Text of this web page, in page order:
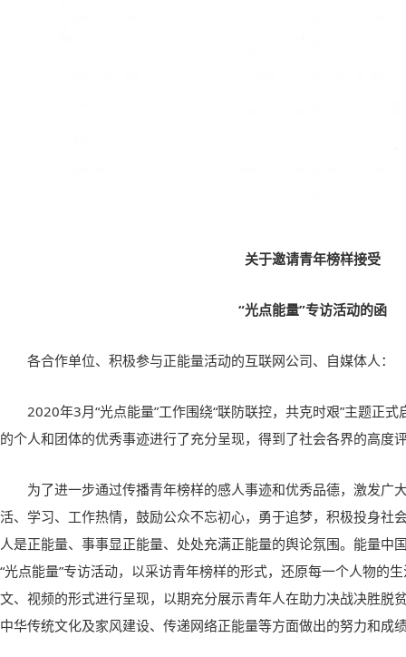
关于邀请青年榜样接受
“光点能量”专访活动的函
各合作单位、积极参与正能量活动的互联网公司、自媒体人：
2020年3月“光点能量”工作围绕“联防联控，共克时艰”主题正
的个人和团体的优秀事迹进行了充分呈现，得到了社会各界的高度
为了进一步通过传播青年榜样的感人事迹和优秀品德，激发广
活、学习、工作热情，鼓励公众不忘初心，勇于追梦，积极投身社
人是正能量、事事显正能量、处处充满正能量的舆论氛围。能量中
“光点能量”专访活动，以采访青年榜样的形式，还原每一个人物的
文、视频的形式进行呈现，以期充分展示青年人在助力决战决胜脱
中华传统文化及家风建设、传递网络正能量等方面做出的努力和成